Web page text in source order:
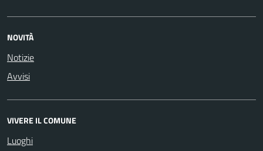
NOVITÀ
Notizie
Avvisi
VIVERE IL COMUNE
Luoghi